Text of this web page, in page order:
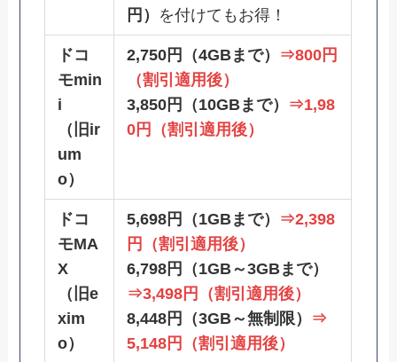
円）
を付けてもお得！
ドコ
モmin
i
（旧ir
um
o）
2,750円（4GBまで）
⇒800円
（割引適用後）
3,850円（10GBまで）
⇒1,98
0円（割引適用後）
ドコ
モMA
X
（旧e
xim
o）
5,698円（1GBまで）
⇒2,398
円（割引適用後）
6,798円（1GB～3GBまで）
⇒3,498円（割引適用後）
8,448円（3GB～無制限）
⇒
5,148円（割引適用後）